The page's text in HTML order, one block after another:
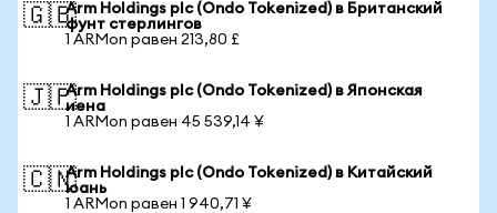
🇬🇧Arm Holdings plc (Ondo Tokenized) в Британский
фунт стерлингов
1 ARMon равен 213,80 £
🇯🇵Arm Holdings plc (Ondo Tokenized) в Японская
иена
1 ARMon равен 45 539,14 ¥
🇨🇳Arm Holdings plc (Ondo Tokenized) в Китайский
юань
1 ARMon равен 1 940,71 ¥